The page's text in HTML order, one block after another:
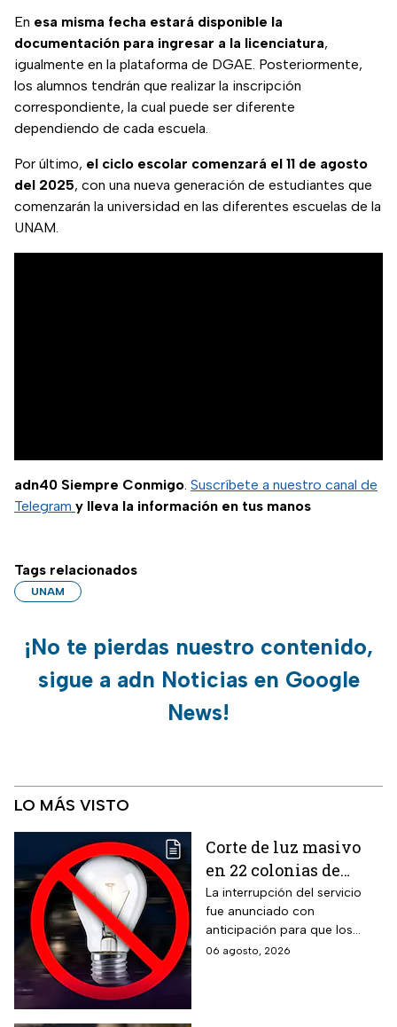
En esa misma fecha estará disponible la
documentación para ingresar a la licenciatura,
igualmente en la plataforma de DGAE. Posteriormente,
los alumnos tendrán que realizar la inscripción
correspondiente, la cual puede ser diferente
dependiendo de cada escuela.
Por último, el ciclo escolar comenzará el 11 de agosto
del 2025, con una nueva generación de estudiantes que
comenzarán la universidad en las diferentes escuelas de la
UNAM.
adn40 Siempre Conmigo. Suscríbete a nuestro canal de
Telegram y lleva la información en tus manos
Tags relacionados
UNAM
¡No te pierdas nuestro contenido,
sigue a adn Noticias en Google
News!
LO MÁS VISTO
Corte de luz masivo
en 22 colonias de
México; zonas
afectadas hoy 7 de
agosto
La interrupción del servicio
fue anunciado con
anticipación para que los
usuarios puedan tomar las
06 agosto, 2026